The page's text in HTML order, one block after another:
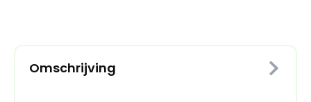
Omschrijving